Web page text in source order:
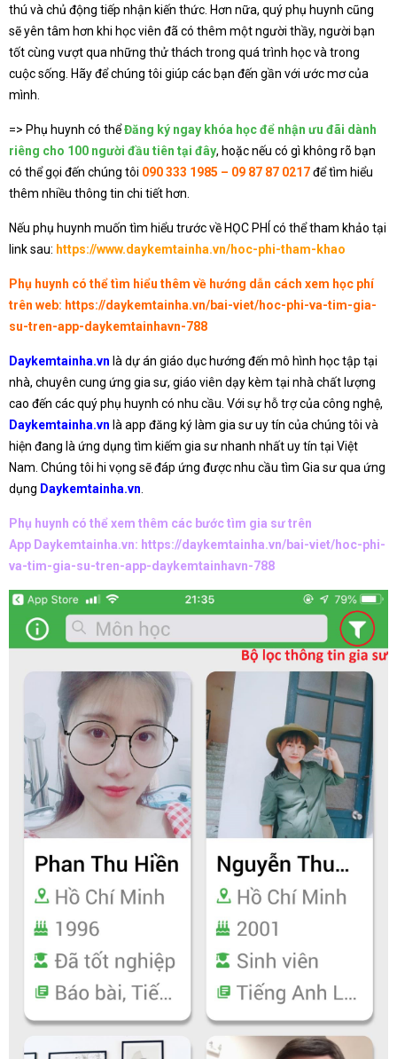
thú và chủ động tiếp nhận kiến thức. Hơn nữa, quý phụ huynh cũng
sẽ yên tâm hơn khi học viên đã có thêm một người thầy, người bạn
tốt cùng vượt qua những thử thách trong quá trình học và trong
cuộc sống. Hãy để chúng tôi giúp các bạn đến gần với ước mơ của
mình.
=> Phụ huynh có thểĐăng ký ngay khóa học để nhận ưu đãi dành
riêng cho 100 người đầu tiên tại đây, hoặc nếu có gì không rõ bạn
có thể gọi đến chúng tôi 090 333 1985 – 09 87 87 0217để tìm hiểu
thêm nhiều thông tin chi tiết hơn.
Nếu phụ huynh muốn tìm hiểu trước về HỌC PHÍ có thể tham khảo tại
link sau: https://www.daykemtainha.vn/hoc-phi-tham-khao
Phụ huynh có thể tìm hiểu thêm về hướng dẫn cách xem học phí
trên web: https://daykemtainha.vn/bai-viet/hoc-phi-va-tim-gia-
su-tren-app-daykemtainhavn-788
Daykemtainha.vn là dự án giáo dục hướng đến mô hình học tập tại
nhà, chuyên cung ứng gia sư, giáo viên dạy kèm tại nhà chất lượng
cao đến các quý phụ huynh có nhu cầu. Với sự hỗ trợ của công nghệ,
Daykemtainha.vn là app đăng ký làm gia sư uy tín của chúng tôi và
hiện đang là ứng dụng tìm kiếm gia sư nhanh nhất uy tín tại Việt
Nam. Chúng tôi hi vọng sẽ đáp ứng được nhu cầu tìm Gia sư qua ứng
dụng Daykemtainha.vn
Phụ huynh có thể xem thêm các bước tìm gia sư trên
App Daykemtainha.vn: https://daykemtainha.vn/bai-viet/hoc-phi-
va-tim-gia-su-tren-app-daykemtainhavn-788